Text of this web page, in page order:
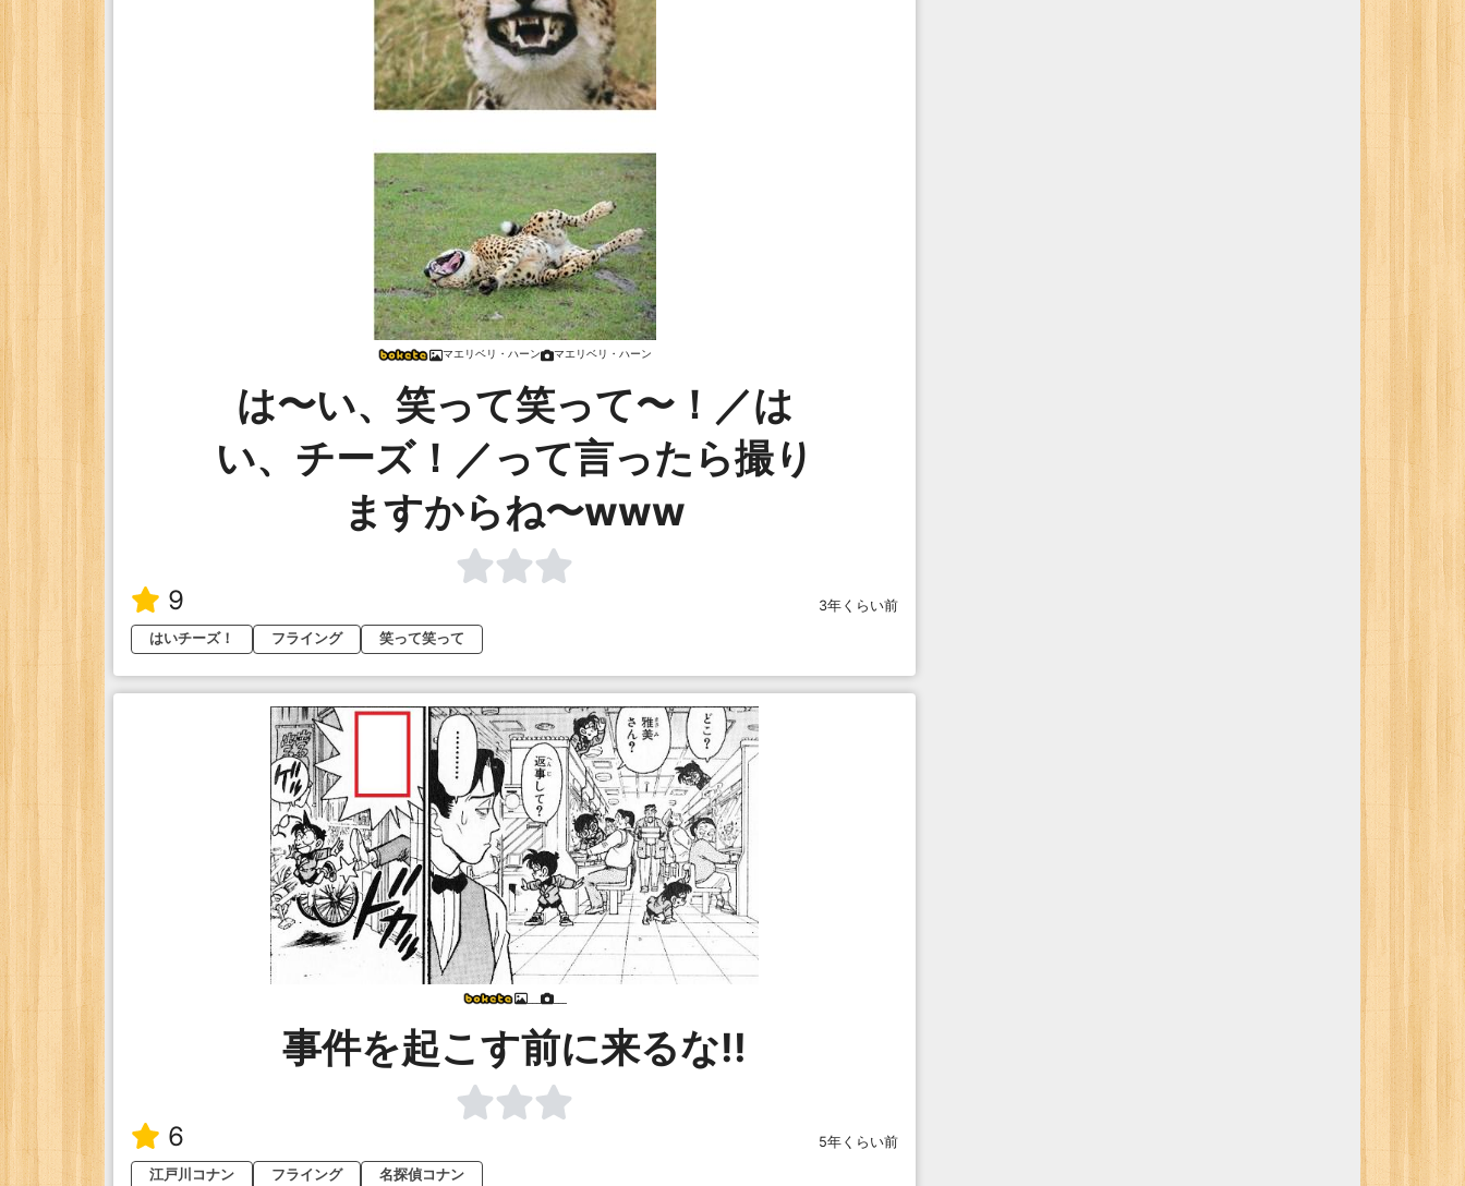
マエリベリ・ハーン マエリベリ・ハーン
は〜い、笑って笑って〜！／は
い、チーズ！／って言ったら撮り
ますからね〜www
9
3年くらい前
はいチーズ！
フライング 笑って笑って
事件を起こす前に来るな!!
6
5年くらい前
江戸川コナン
フライング 名探偵コナン